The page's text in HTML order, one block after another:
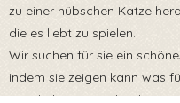
zu einer hübschen Katze
die es liebt zu spielen.
Wir suchen für sie ein
indem sie zeigen kann was
wunderbarer Wegbegleiter